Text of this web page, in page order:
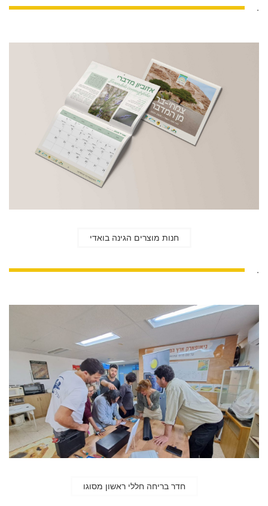
.
חנות מוצרים הגינה בואדי
.
חדר בריחה חללי ראשון מסוגו